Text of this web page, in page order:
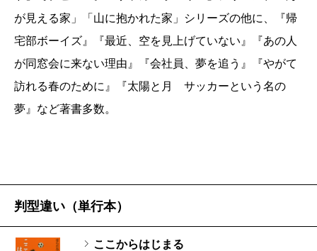
ついつい厳しくなってしまい……子どもの気持ちは、
どこかに置き去りにされてしまうのです。そのような
現実が、本当によく表現されている小説だと感心しま
した。
また家族の様子――娘の恵里、妻の聡子――も上手
にも心が向き始める姿は、微笑ましいものでもありま
した。
が見える家」「山に抱かれた家」シリーズの他に、『帰
宅部ボーイズ』『最近、空を見上げていない』『あの人
が同窓会に来ない理由』『会社員、夢を追う』『やがて
訪れる春のために』『太陽と月 サッカーという名の
夢』など著書多数。
判型違い（単行本）
ここからはじまる